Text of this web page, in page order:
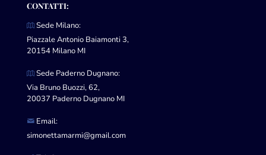
CONTATTI:
Sede Milano:
Piazzale Antonio Baiamonti 3,
20154 Milano MI
Sede Paderno Dugnano:
Via Bruno Buozzi, 62,
20037 Paderno Dugnano MI
Email:
simonettamarmi@gmail.com